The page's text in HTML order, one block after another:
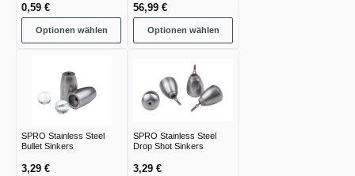
0,59 €
Optionen wählen
56,99 €
Optionen wählen
SPRO Stainless Steel
Bullet Sinkers
3,29 €
SPRO Stainless Steel
Drop Shot Sinkers
3,29 €